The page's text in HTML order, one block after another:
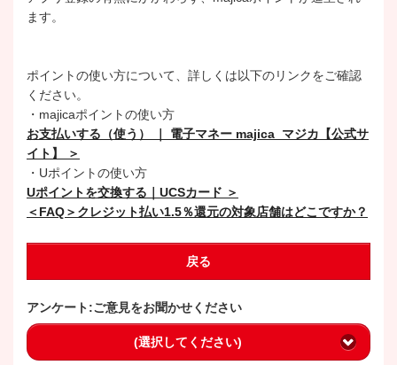
ます。
ポイントの使い方について、詳しくは以下のリンクをご確認
ください。
・majicaポイントの使い方
お支払いする（使う） ｜ 電子マネー majica_マジカ【公式サ
イト】 ＞
・Uポイントの使い方
Uポイントを交換する｜UCSカード ＞
＜FAQ＞クレジット払い1.5％還元の対象店舗はどこですか？
戻る
アンケート:ご意見をお聞かせください
(選択してください)